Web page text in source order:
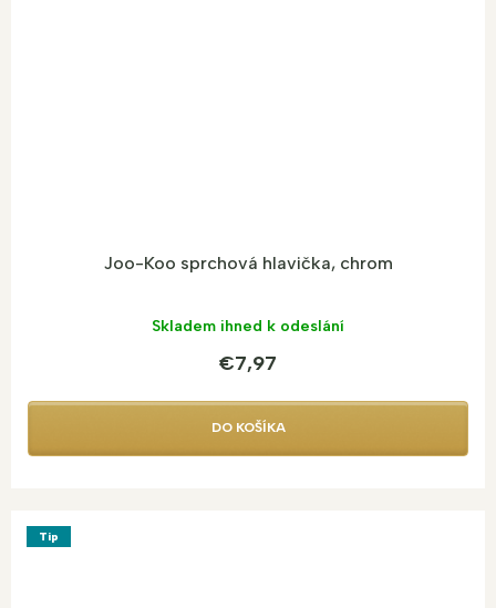
Joo-Koo sprchová hlavička, chrom
Skladem ihned k odeslání
€7,97
DO KOŠÍKA
Tip